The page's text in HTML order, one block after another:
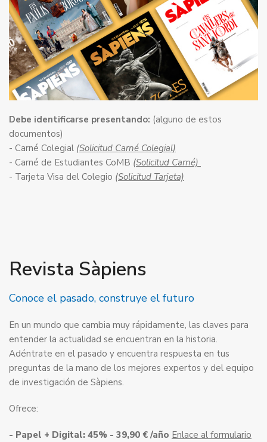
Debe identificarse presentando: (alguno de estos
documentos)
- Carné Colegial (Solicitud Carné Colegial)
- Carné de Estudiantes CoMB (Solicitud Carné)
- Tarjeta Visa del Colegio (Solicitud Tarjeta)
Revista Sàpiens
Conoce el pasado, construye el futuro
En un mundo que cambia muy rápidamente, las claves para
entender la actualidad se encuentran en la historia.
Adéntrate en el pasado y encuentra respuesta en tus
preguntas de la mano de los mejores expertos y del equipo
de investigación de Sàpiens.
Ofrece:
- Papel + Digital: 45% - 39,90 € /año Enlace al formulario